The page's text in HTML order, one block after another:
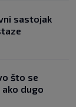
sastojak
što se
dugo